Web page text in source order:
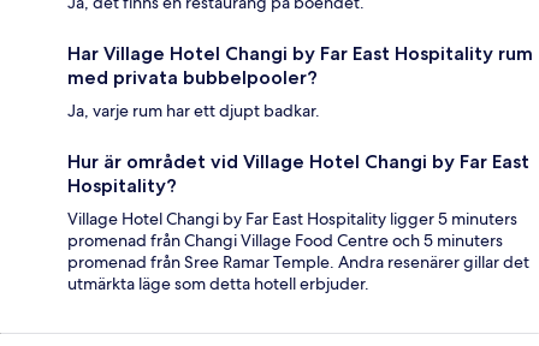
Har Village Hotel Changi by Far East Hospitality rum
med privata bubbelpooler?
Ja, varje rum har ett djupt badkar.
Hur är området vid Village Hotel Changi by Far East
Hospitality?
Village Hotel Changi by Far East Hospitality ligger 5 minuters
promenad från Changi Village Food Centre och 5 minuters
promenad från Sree Ramar Temple. Andra resenärer gillar det
utmärkta läge som detta hotell erbjuder.